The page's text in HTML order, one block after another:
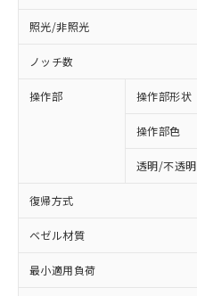
照光/非照光
ノッチ数
操作部 操作部形状
操作部色
透明/不透明
復帰方式
ベゼル材質
最小適用負荷